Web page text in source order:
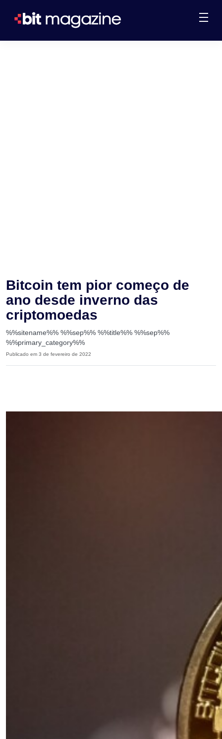
Bitcoin tem pior começo de
ano desde inverno das
criptomoedas
%%sitename%% %%sep%% %%title%% %%sep%%
%%primary_category%%
Publicado em 3 de fevereiro de 2022